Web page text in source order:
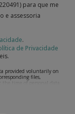
para que me
e assessoria
.
de Privacidade
provided voluntarily on
files,
the time of personal data
established